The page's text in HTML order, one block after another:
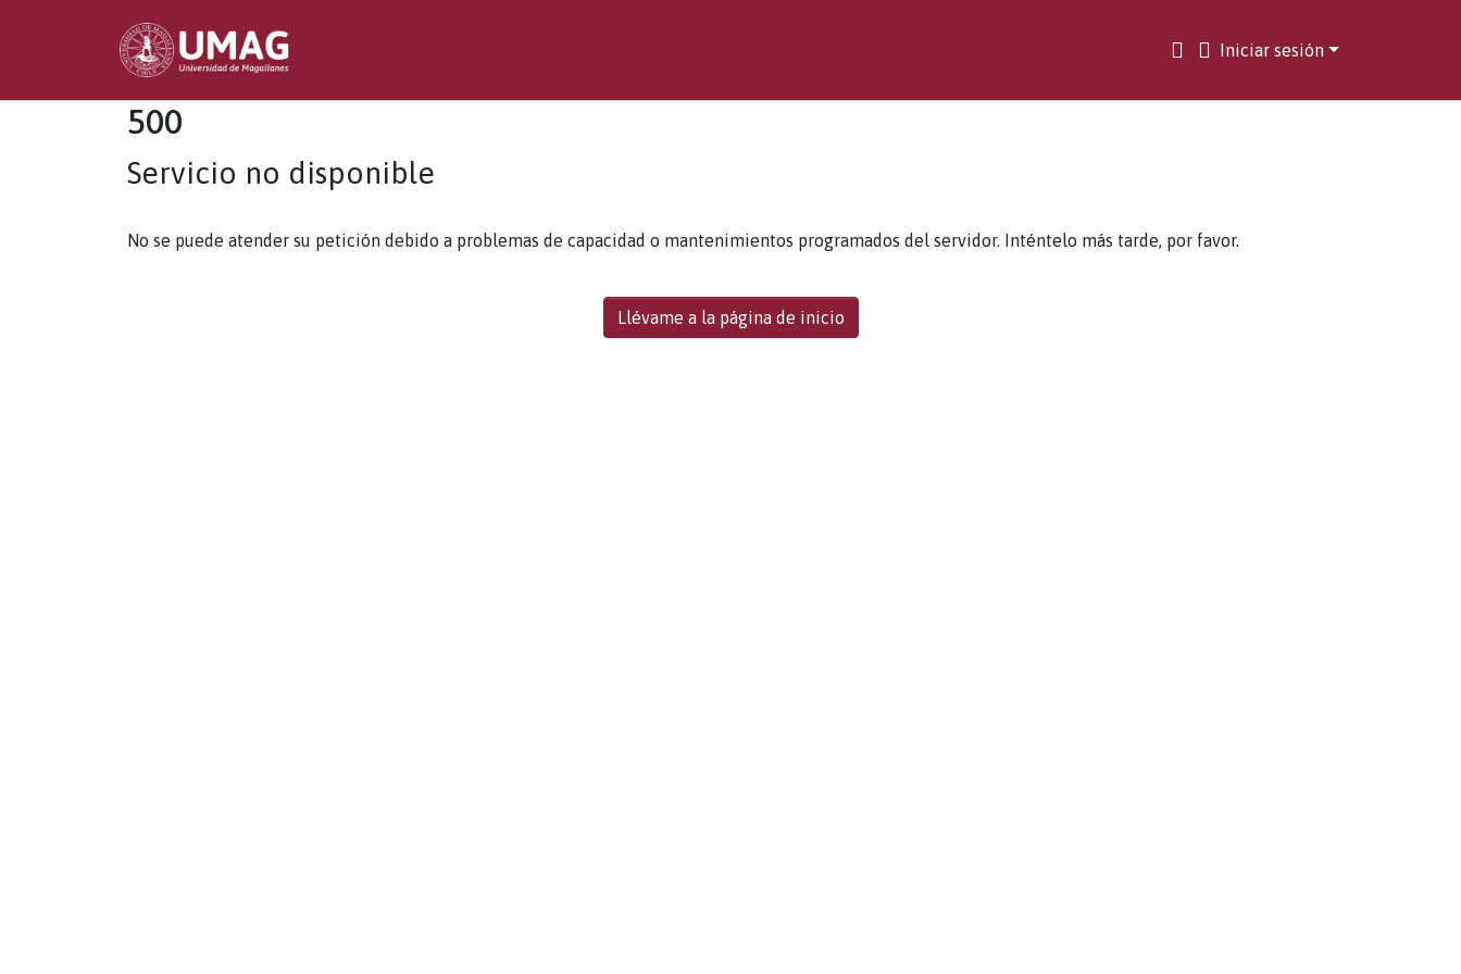
Iniciar sesión
500
Servicio no disponible
No se puede atender su petición debido a problemas de capacidad o mantenimientos programados del servidor. Inténtelo más tarde, por favor.
Llévame a la página de inicio